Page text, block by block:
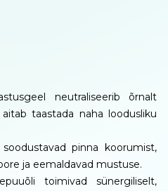
neutraliseerib õrnalt
taastada naha loodusliku
pinna koorumist,
ja eemaldavad mustuse.
toimivad sünergiliselt,